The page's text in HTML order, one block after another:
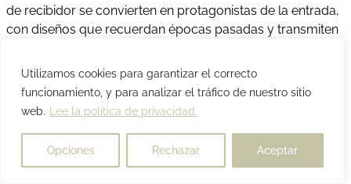
Utilizamos cookies para garantizar el correcto
funcionamiento, y para analizar el tráfico de nuestro sitio
web.
Lee la política de privacidad.
Opciones Rechazar Aceptar
de recibidor se convierten en protagonistas de la entrada,
con diseños que recuerdan épocas pasadas y transmiten
escritorios invitan a trabajar o crear en entornos
inspiradores, con acabados que reflejan la elegancia de lo
Los espejos de esta colección aportan luz y profundidad,
con marcos que remiten a otras décadas y que añaden
un sello decorativo distintivo. Las mesas de centro se